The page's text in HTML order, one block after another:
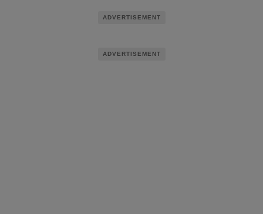
ADVERTISEMENT
ADVERTISEMENT